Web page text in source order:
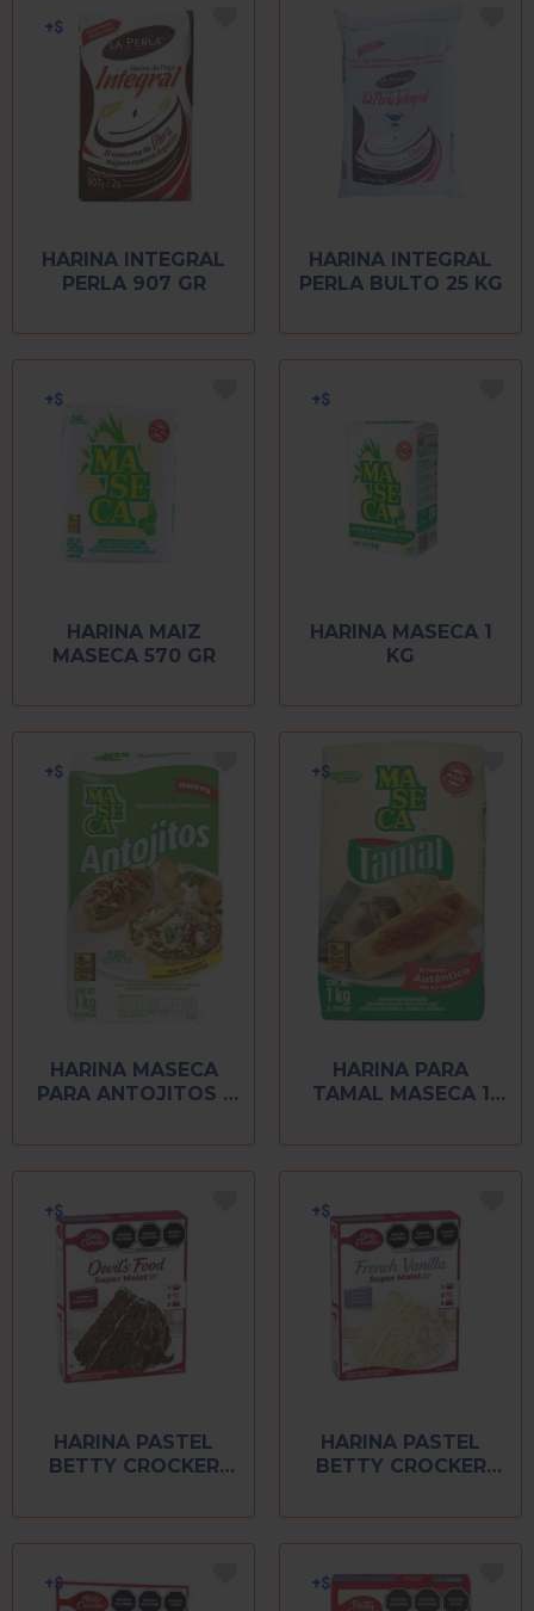
HARINA INTEGRAL
PERLA 907 GR
HARINA INTEGRAL
PERLA BULTO 25 KG
HARINA MAIZ
MASECA 570 GR
HARINA MASECA 1
KG
HARINA MASECA
PARA ANTOJITOS 1
HARINA PARA
TAMAL MASECA 1
HARINA PASTEL
BETTY CROCKER
DEVILS FOOD
HARINA PASTEL
BETTY CROCKER
VAINILLA